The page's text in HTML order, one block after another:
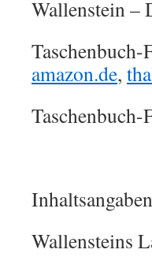
Wallenstein –
amazon.de,
Wallensteins